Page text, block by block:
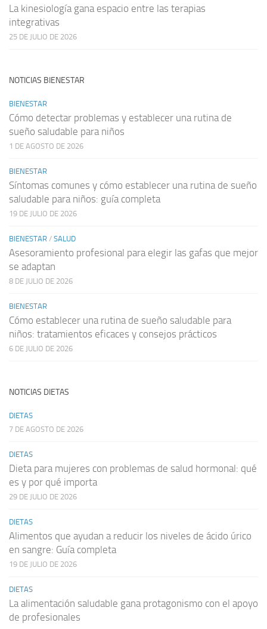
La kinesiología gana espacio entre las terapias
integrativas
25 DE JULIO DE 2026
NOTICIAS BIENESTAR
BIENESTAR
Cómo detectar problemas y establecer una rutina de
sueño saludable para niños
1 DE AGOSTO DE 2026
BIENESTAR
Síntomas comunes y cómo establecer una rutina de sueño
saludable para niños: guía completa
19 DE JULIO DE 2026
BIENESTAR / SALUD
Asesoramiento profesional para elegir las gafas que mejor
se adaptan
8 DE JULIO DE 2026
BIENESTAR
Cómo establecer una rutina de sueño saludable para
niños: tratamientos eficaces y consejos prácticos
6 DE JULIO DE 2026
NOTICIAS DIETAS
DIETAS
7 DE AGOSTO DE 2026
DIETAS
Dieta para mujeres con problemas de salud hormonal: qué
es y por qué importa
29 DE JULIO DE 2026
DIETAS
Alimentos que ayudan a reducir los niveles de ácido úrico
en sangre: Guía completa
19 DE JULIO DE 2026
DIETAS
La alimentación saludable gana protagonismo con el apoyo
de profesionales